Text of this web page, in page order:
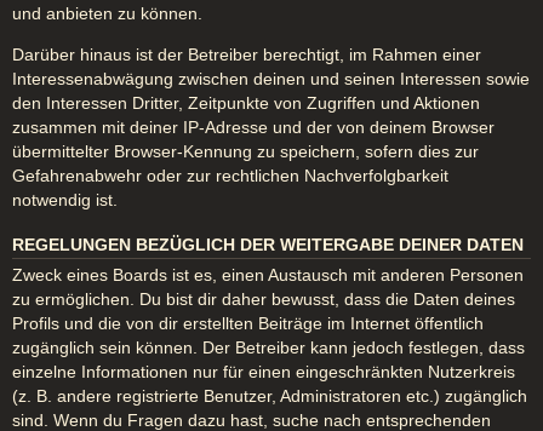
und anbieten zu können.
Darüber hinaus ist der Betreiber berechtigt, im Rahmen einer
Interessenabwägung zwischen deinen und seinen Interessen sowie
den Interessen Dritter, Zeitpunkte von Zugriffen und Aktionen
zusammen mit deiner IP-Adresse und der von deinem Browser
übermittelter Browser-Kennung zu speichern, sofern dies zur
Gefahrenabwehr oder zur rechtlichen Nachverfolgbarkeit
notwendig ist.
REGELUNGEN BEZÜGLICH DER WEITERGABE DEINER DATEN
Zweck eines Boards ist es, einen Austausch mit anderen Personen
zu ermöglichen. Du bist dir daher bewusst, dass die Daten deines
Profils und die von dir erstellten Beiträge im Internet öffentlich
zugänglich sein können. Der Betreiber kann jedoch festlegen, dass
einzelne Informationen nur für einen eingeschränkten Nutzerkreis
(z. B. andere registrierte Benutzer, Administratoren etc.) zugänglich
sind. Wenn du Fragen dazu hast, suche nach entsprechenden